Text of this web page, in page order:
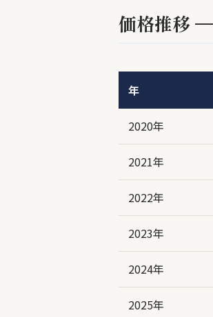
価格推移
年
2020年
2021年
2022年
2023年
2024年
2025年